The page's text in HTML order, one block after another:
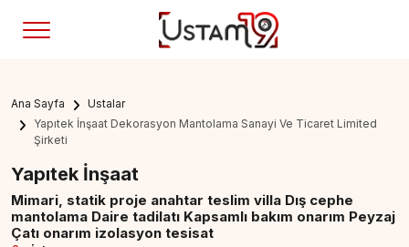
Ana Sayfa
Ustalar
Yapıtek İnşaat Dekorasyon Mantolama Sanayi Ve Ticaret Limited
Şirketi
Yapıtek İnşaat
Mimari, statik proje anahtar teslim villa Dış cephe
mantolama Daire tadilatı Kapsamlı bakım onarım Peyzaj
Çatı onarım izolasyon tesisat